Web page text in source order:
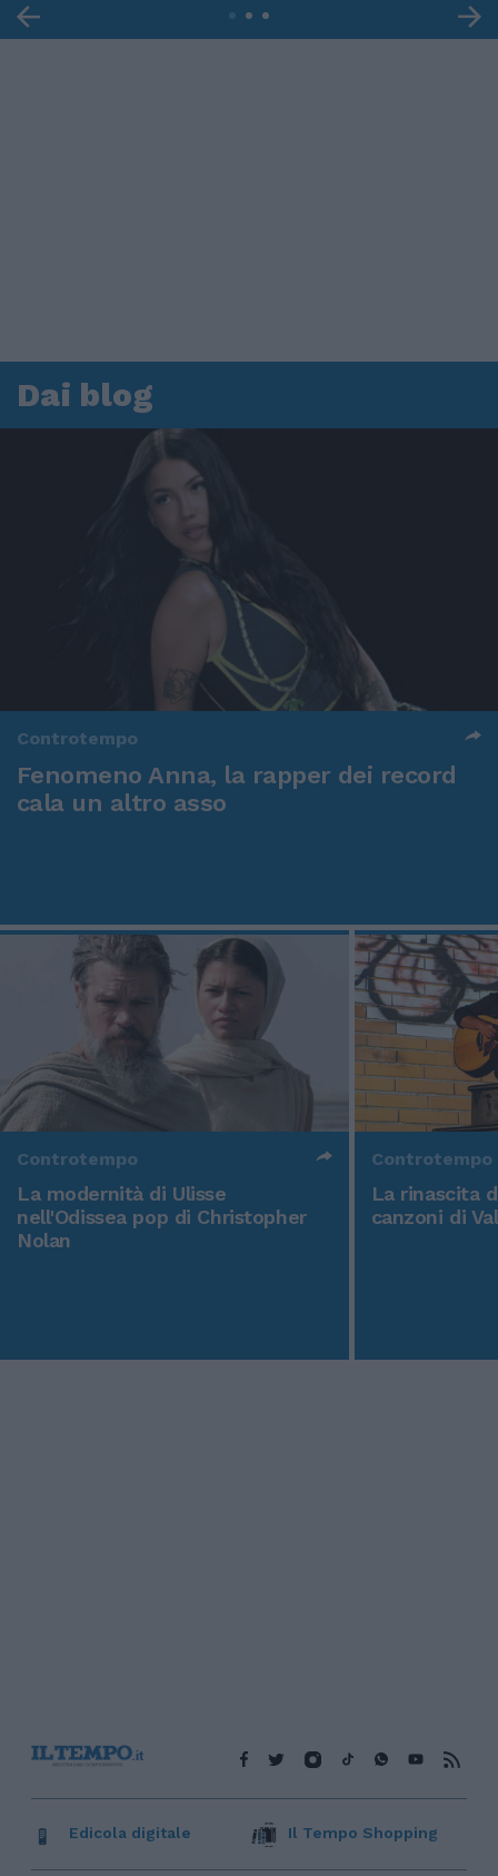
Dai blog
Controtempo
Fenomeno Anna, la rapper dei record
cala un altro asso
Controtempo
La modernità di Ulisse
nell'Odissea pop di Christopher
Nolan
Controtempo
La rinascita
canzoni di
Edicola digitale Il Tempo Shopping